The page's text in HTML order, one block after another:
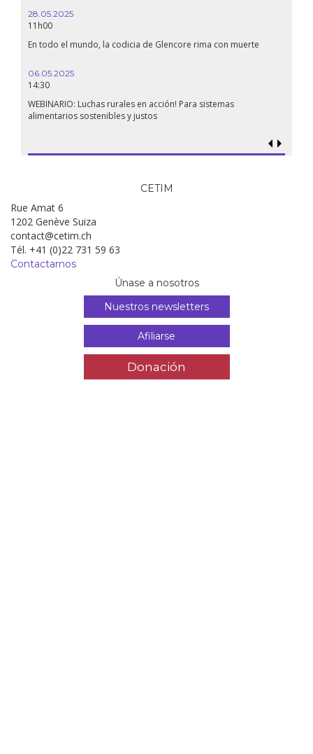
28.05.2025
11h00
En todo el mundo, la codicia de Glencore rima con muerte
06.05.2025
14:30
WEBINARIO: Luchas rurales en acción! Para sistemas
alimentarios sostenibles y justos
CETIM
Rue Amat 6
1202 Genève Suiza
contact@cetim.ch
Tél. +41 (0)22 731 59 63
Contactarnos
Únase a nosotros
Nuestros newsletters
Afiliarse
Donación